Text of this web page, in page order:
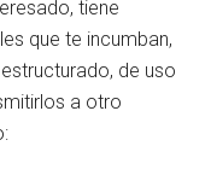
tiene
que te incumban,
de uso
a otro